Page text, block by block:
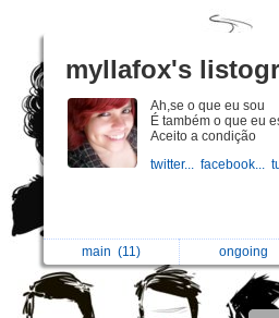
myllafox's
Ah,se o que eu sou
É também o que eu
Aceito a condição
twitter... facebook...
main (11) ongoing